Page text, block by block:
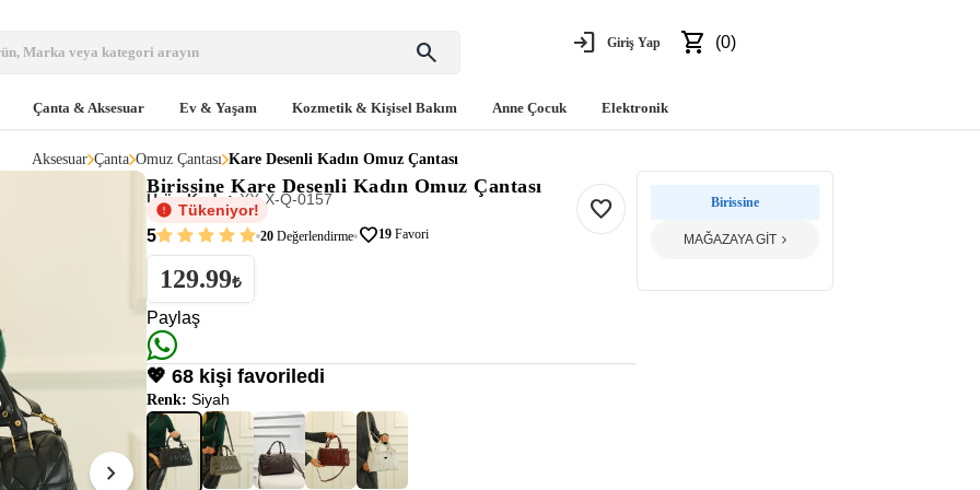
search login Giriş Yap shopping_cart (0)
Çanta & Aksesuar Ev & Yaşam Kozmetik & Kişisel Bakım Anne Çocuk Elektronik
Aksesuar Çanta Omuz Çantası Kare Desenli Kadın Omuz Çantası
chevron_right
Birissine Kare Desenli Kadın Omuz Çantası
Ürün Kodu: XX-X-Q-0157
Tükeniyor!
5 20Değerlendirme favorite19 Favori
129.99₺
favorite
Paylaş
💖 68 kişi favoriledi
Renk: Siyah
Birissine
MAĞAZAYA GİT